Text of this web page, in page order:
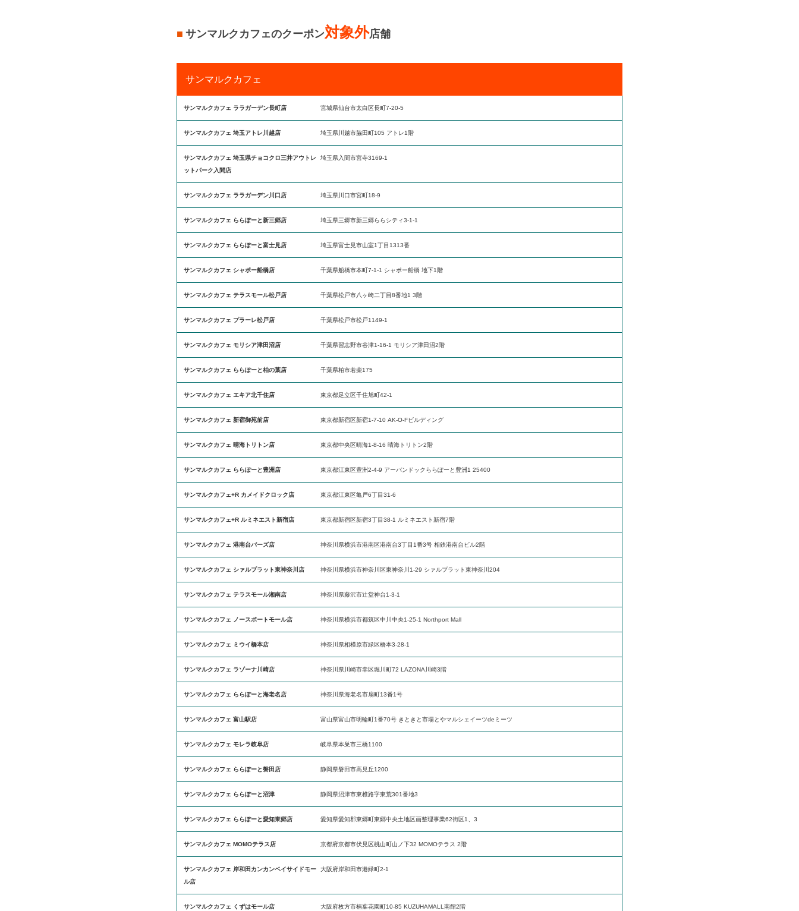
サンマルクカフェのクーポン対象外店舗
サンマルクカフェ
サンマルクカフェ ララガーデン長町店 宮城県仙台市太白区長町7-20-5
サンマルクカフェ 埼玉アトレ川越店 埼玉県川越市脇田町105 アトレ1階
サンマルクカフェ 埼玉県チョコクロ三井アウトレ
ットパーク入間店
埼玉県入間市宮寺3169-1
サンマルクカフェ ララガーデン川口店 埼玉県川口市宮町18-9
サンマルクカフェ ららぽーと新三郷店 埼玉県三郷市新三郷ららシティ3-1-1
サンマルクカフェ ららぽーと富士見店 埼玉県富士見市山室1丁目1313番
サンマルクカフェ シャポー船橋店 千葉県船橋市本町7-1-1 シャポー船橋 地下1階
サンマルクカフェ テラスモール松戸店 千葉県松戸市八ヶ崎二丁目8番地1 3階
サンマルクカフェ プラーレ松戸店 千葉県松戸市松戸1149-1
サンマルクカフェ モリシア津田沼店 千葉県習志野市谷津1-16-1 モリシア津田沼2階
サンマルクカフェ ららぽーと柏の葉店 千葉県柏市若柴175
サンマルクカフェ エキア北千住店 東京都足立区千住旭町42-1
サンマルクカフェ 新宿御苑前店 東京都新宿区新宿1-7-10 AK-O-Fビルディング
サンマルクカフェ 晴海トリトン店 東京都中央区晴海1-8-16 晴海トリトン2階
サンマルクカフェ ららぽーと豊洲店 東京都江東区豊洲2-4-9 アーバンドックららぽーと豊洲1 25400
サンマルクカフェ+R カメイドクロック店 東京都江東区亀戸6丁目31-6
サンマルクカフェ+R ルミネエスト新宿店 東京都新宿区新宿3丁目38-1 ルミネエスト新宿7階
サンマルクカフェ 港南台バーズ店 神奈川県横浜市港南区港南台3丁目1番3号 相鉄港南台ビル2階
サンマルクカフェ シァルプラット東神奈川店 神奈川県横浜市神奈川区東神奈川1-29 シァルプラット東神奈川204
サンマルクカフェ テラスモール湘南店 神奈川県藤沢市辻堂神台1-3-1
サンマルクカフェ ノースポートモール店 神奈川県横浜市都筑区中川中央1-25-1 Northport Mall
サンマルクカフェ ミウイ橋本店 神奈川県相模原市緑区橋本3-28-1
サンマルクカフェ ラゾーナ川崎店 神奈川県川崎市幸区堀川町72 LAZONA川崎3階
サンマルクカフェ ららぽーと海老名店 神奈川県海老名市扇町13番1号
サンマルクカフェ 富山駅店 富山県富山市明輪町1番70号 きときと市場とやマルシェイーツdeミーツ
サンマルクカフェ モレラ岐阜店 岐阜県本巣市三橋1100
サンマルクカフェ ららぽーと磐田店 静岡県磐田市高見丘1200
サンマルクカフェ ららぽーと沼津 静岡県沼津市東椎路字東荒301番地3
サンマルクカフェ ららぽーと愛知東郷店 愛知県愛知郡東郷町東郷中央土地区画整理事業62街区1、3
サンマルクカフェ MOMOテラス店 京都府京都市伏見区桃山町山ノ下32 MOMOテラス 2階
サンマルクカフェ 岸和田カンカンベイサイドモー
ル店
大阪府岸和田市港緑町2-1
サンマルクカフェ くずはモール店 大阪府枚方市楠葉花園町10-85 KUZUHAMALL南館2階